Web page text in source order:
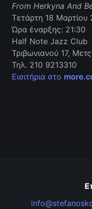
From Herkyna And
Τετάρτη 18 Μαρτίου
Ώρα έναρξης: 21:30
Half Note Jazz Club
Τριβωνιανού 17, Μετς
Τηλ. 210 9213310
Εισιτήρια στο